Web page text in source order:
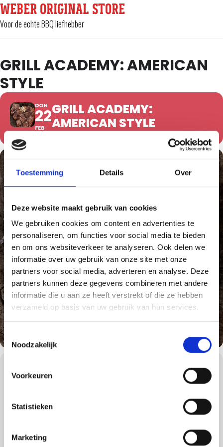
Toestemming Details Over
Deze website maakt gebruik van cookies
We gebruiken cookies om content en advertenties te
personaliseren, om functies voor social media te bieden
en om ons websiteverkeer te analyseren. Ook delen we
informatie over uw gebruik van onze site met onze
partners voor social media, adverteren en analyse. Deze
partners kunnen deze gegevens combineren met andere
informatie die u aan ze heeft verstrekt of die ze hebben
verzameld op basis van uw gebruik van hun services.
Toestemmingsselectie
Noodzakelijk
Voorkeuren
Statistieken
Marketing
WEBER ORIGINAL STORE
Voor de echte BBQ liefhebber
GRILL ACADEMY: AMERICAN
STYLE
DON
22
FEB
GRILL ACADEMY:
AMERICAN STYLE
We gaan tijdens de American Style BBQ workshop terug naar de
In de 17e eeuw werd barbecueën overgenomen van de indianen
Sindsdien verspreidde de Amerikaanse barbecuecultuur zich over
de rest van de wereld. American Style BBQ wordt in veel landen